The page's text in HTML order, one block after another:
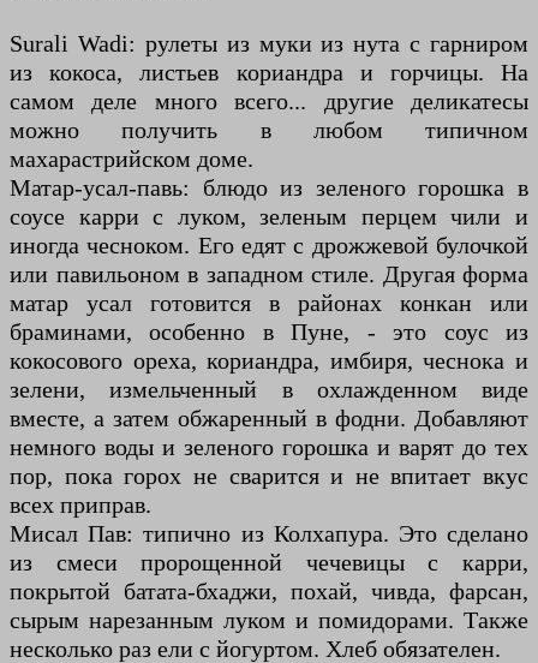
Surali Wadi: рулеты из муки из нута с гарниром
из кокоса, листьев кориандра и горчицы. На
самом деле много всего... другие деликатесы
можно получить в любом типичном
махарастрийском доме.
Матар-усал-павь: блюдо из зеленого горошка в
соусе карри с луком, зеленым перцем чили и
иногда чесноком. Его едят с дрожжевой булочкой
или павильоном в западном стиле. Другая форма
матар усал готовится в районах конкан или
браминами, особенно в Пуне, - это соус из
кокосового ореха, кориандра, имбиря, чеснока и
зелени, измельченный в охлажденном виде
вместе, а затем обжаренный в фодни. Добавляют
немного воды и зеленого горошка и варят до тех
пор, пока горох не сварится и не впитает вкус
всех приправ.
Мисал Пав: типично из Колхапура. Это сделано
из смеси пророщенной чечевицы с карри,
покрытой батата-бхаджи, похай, чивда, фарсан,
сырым нарезанным луком и помидорами. Также
несколько раз ели с йогуртом. Хлеб обязателен.